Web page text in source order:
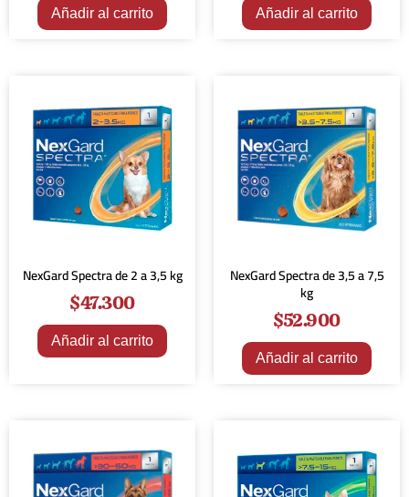
Añadir al carrito Añadir al carrito
NexGard Spectra de 2 a 3,5 kg
$47.300
Añadir al carrito
NexGard Spectra de 3,5 a 7,5
kg
$52.900
Añadir al carrito